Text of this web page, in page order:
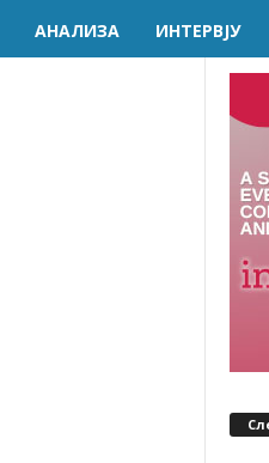
AНАЛИЗА ИНТЕРВЈУ